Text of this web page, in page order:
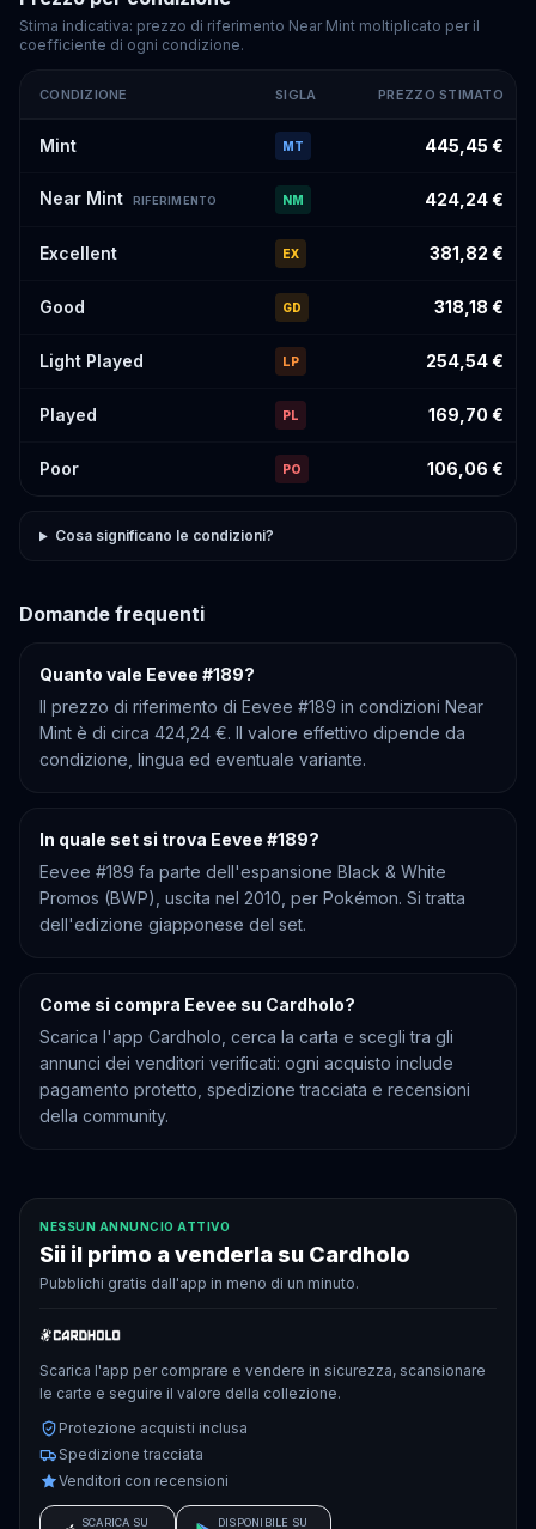
Stima indicativa: prezzo di riferimento Near Mint moltiplicato per il
coefficiente di ogni condizione.
per condizione
CONDIZIONE SIGLA PREZZO STIMATO
Mint MT 445,45 €
Near Mint RIFERIMENTO NM 424,24 €
Excellent EX 381,82 €
Good GD 318,18 €
Light Played LP 254,54 €
Played PL 169,70 €
Poor PO 106,06 €
Cosa significano le condizioni?
Domande frequenti
Quanto vale Eevee #189?
Il prezzo di riferimento di Eevee #189 in condizioni Near
Mint è di circa 424,24 €. Il valore effettivo dipende da
condizione, lingua ed eventuale variante.
In quale set si trova Eevee #189?
Eevee #189 fa parte dell'espansione Black & White
Promos (BWP), uscita nel 2010, per Pokémon. Si tratta
dell'edizione giapponese del set.
Come si compra Eevee su Cardholo?
Scarica l'app Cardholo, cerca la carta e scegli tra gli
annunci dei venditori verificati: ogni acquisto include
pagamento protetto, spedizione tracciata e recensioni
della community.
NESSUN ANNUNCIO ATTIVO
Sii il primo a venderla su Cardholo
Pubblichi gratis dall'app in meno di un minuto.
Scarica l'app per comprare e vendere in sicurezza, scansionare
le carte e seguire il valore della collezione.
Protezione acquisti inclusa
Spedizione tracciata
Venditori con recensioni
SCARICA SU DISPONIBILE SU